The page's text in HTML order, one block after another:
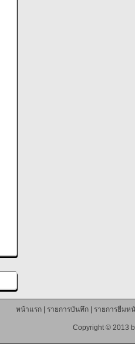
หน้าแรก| รายการบันทึก| รายการยืมห
Copyright © 2013